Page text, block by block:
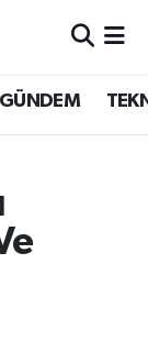
GÜNDEM